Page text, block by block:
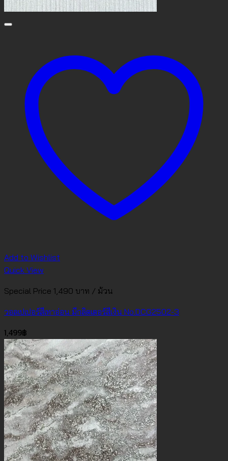
Add to Wishlist
Quick View
Special Price 1,490 บาท / ม้วน
วอลเปเปอร์สีเทาอ่อน มีกลิตเตอร์สีเงิน No.DCG2502-3
1,499฿